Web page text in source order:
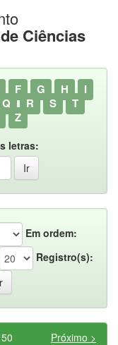
Ciências
F G H
I
Q R S
T
Z
letras:
Em ordem:
Registro(s):
Próximo >